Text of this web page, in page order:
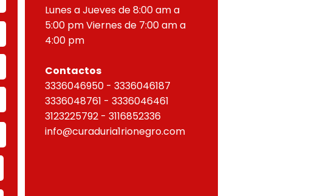
Lunes a Jueves de 8:00 am a
5:00 pm Viernes de 7:00 am a
4:00 pm
Contactos
3336046950 - 3336046187
3336048761 - 3336046461
3123225792 - 3116852336
info@curaduria1rionegro.com